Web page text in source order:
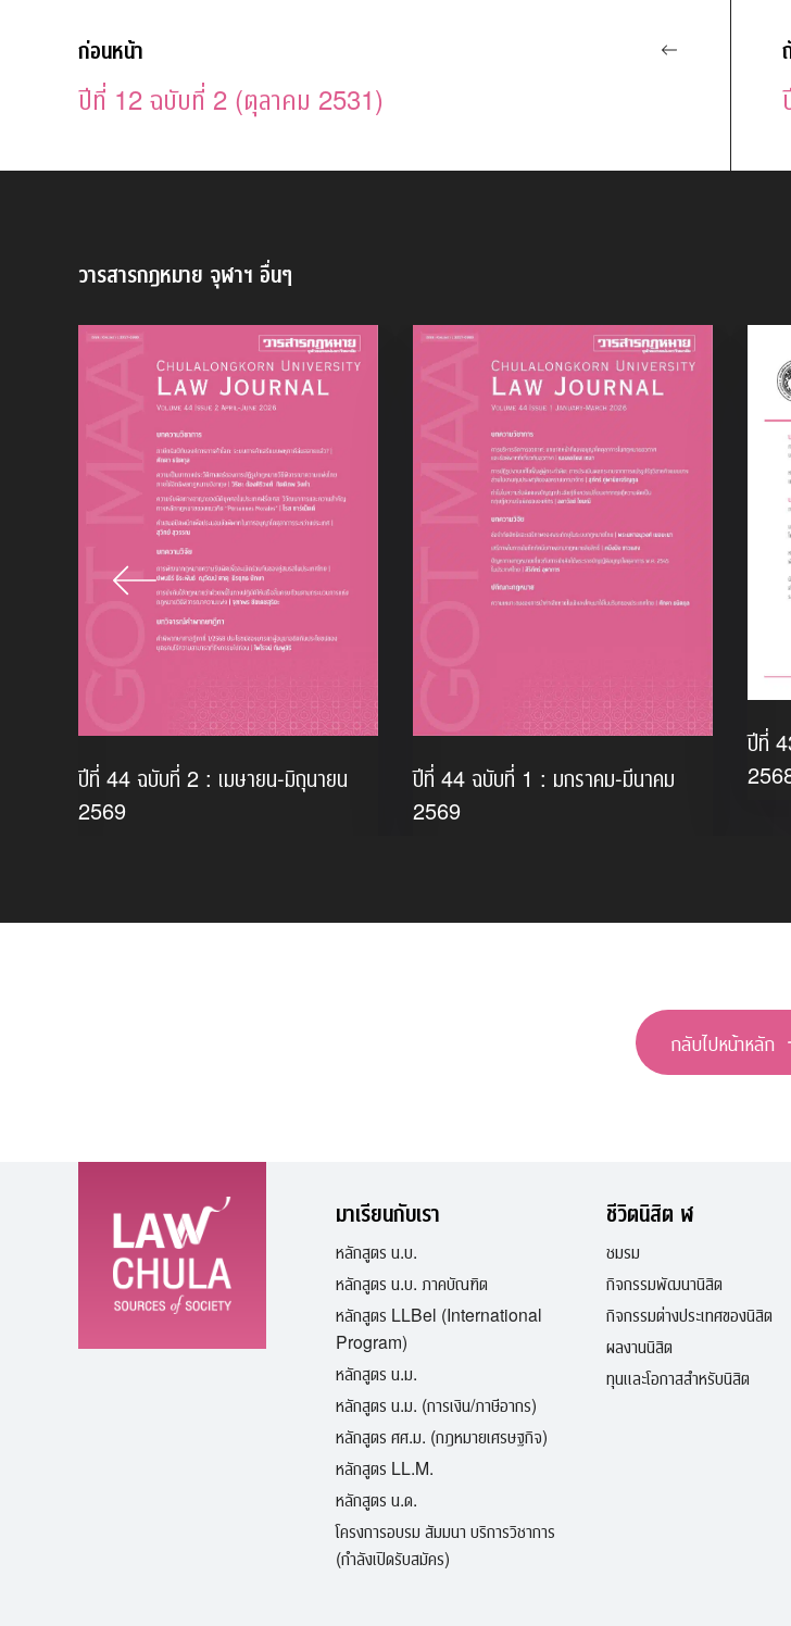
ก่อนหน้า
ปีที่ 12 ฉบับที่ 2 (ตุลาคม 2531)
วารสารกฎหมาย จุฬาฯ อื่นๆ
ปีที่ 44 ฉบับที่ 2 : เมษายน-มิถุนายน
2569
ปีที่ 44 ฉบับที่ 1 : มกราคม-มีนาคม
2569
ปีที่
กลับไปหน้าหลัก
มาเรียนกับเรา
หลักสูตร น.บ.
หลักสูตร น.บ. ภาคบัณฑิต
หลักสูตร LLBel (International
Program)
หลักสูตร น.ม.
หลักสูตร น.ม. (การเงิน/ภาษีอากร)
หลักสูตร ศศ.ม. (กฎหมายเศรษฐกิจ)
หลักสูตร LL.M.
หลักสูตร น.ด.
โครงการอบรม สัมมนา บริการวิชาการ
(กำลังเปิดรับสมัคร)
ชีวิตนิสิต ฬ
ชมรม
กิจกรรมพัฒนานิสิต
กิจกรรมต่างประเทศของนิสิต
ผลงานนิสิต
ทุนและโอกาสสำหรับนิสิต